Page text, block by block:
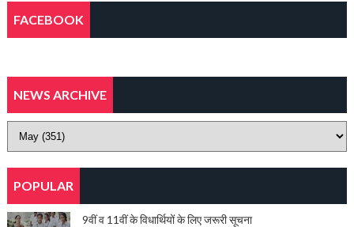
FACEBOOK
NEWS ARCHIVE
POPULAR
9वीं व 11वीं के विधार्थियों के लिए जरूरी सूचना